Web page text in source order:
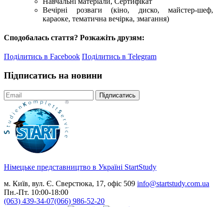
Вечірні розваги (кіно, диско, майстер-шеф,
караоке, тематична вечірка, змагання)
Сподобалась стаття? Розкажіть друзям:
Поділитись в Facebook Поділитись в Telegram
Підписатись на новини
Підписатись
Німецьке представництво в Україні StartStudy
м. Київ, вул. Є. Сверстюка, 17, офіс 509 info@startstudy.com.ua
Пн.-Пт. 10:00-18:00
(063) 439-34-07(066) 986-52-20